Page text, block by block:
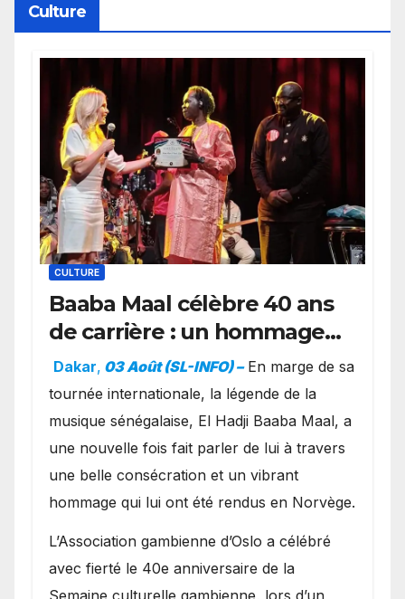
Culture
CULTURE
Baaba Maal célèbre 40 ans
de carrière : un hommage
exceptionnel à Oslo en
présence de la famille
royale.
Dakar, 03 Août (SL-INFO) – ​En marge de sa
tournée internationale, la légende de la
musique sénégalaise, El Hadji Baaba Maal, a
une nouvelle fois fait parler de lui à travers
une belle consécration et un vibrant
hommage qui lui ont été rendus en Norvège.
​L’Association gambienne d’Oslo a célébré
avec fierté le 40e anniversaire de la
Semaine culturelle gambienne, lors d’un